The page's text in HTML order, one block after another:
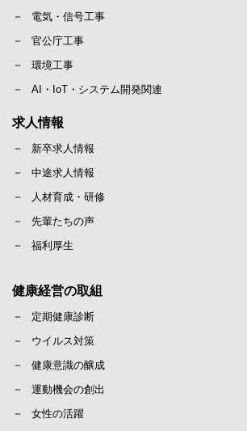
電気・信号工事
官公庁工事
環境工事
AI・IoT・システム開発関連
求人情報
新卒求人情報
中途求人情報
人材育成・研修
先輩たちの声
福利厚生
健康経営の取組
定期健康診断
ウイルス対策
健康意識の醸成
運動機会の創出
女性の活躍